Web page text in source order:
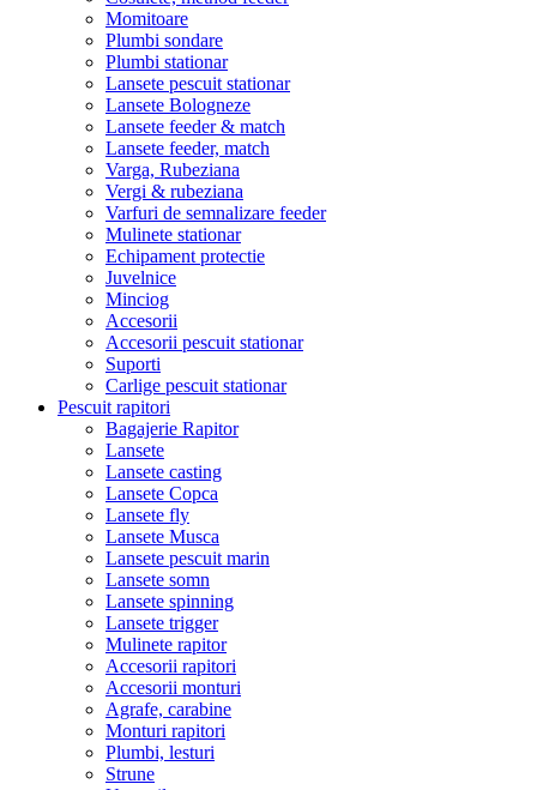
Momitoare
Plumbi sondare
Plumbi stationar
Lansete pescuit stationar
Lansete Bologneze
Lansete feeder & match
Lansete feeder, match
Varga, Rubeziana
Vergi & rubeziana
Varfuri de semnalizare feeder
Mulinete stationar
Echipament protectie
Juvelnice
Minciog
Accesorii
Accesorii pescuit stationar
Suporti
Carlige pescuit stationar
Pescuit rapitori
Bagajerie Rapitor
Lansete
Lansete casting
Lansete Copca
Lansete fly
Lansete Musca
Lansete pescuit marin
Lansete somn
Lansete spinning
Lansete trigger
Mulinete rapitor
Accesorii rapitori
Accesorii monturi
Agrafe, carabine
Monturi rapitori
Plumbi, lesturi
Strune